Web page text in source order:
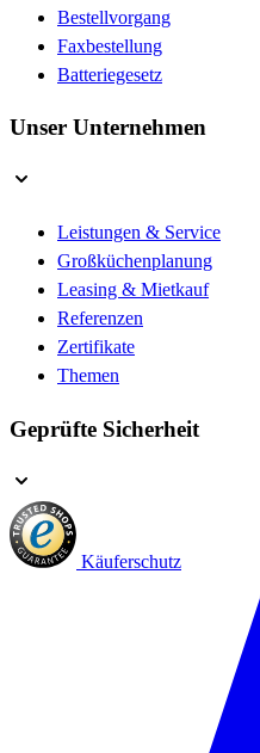
Bestellvorgang
Faxbestellung
Batteriegesetz
Unser Unternehmen
Leistungen & Service
Großküchenplanung
Leasing & Mietkauf
Referenzen
Zertifikate
Themen
Geprüfte Sicherheit
Käuferschutz